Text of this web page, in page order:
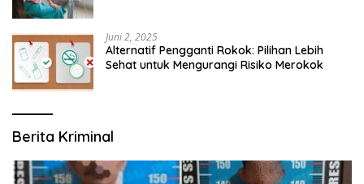
Juni 2, 2025
Alternatif Pengganti Rokok: Pilihan Lebih
Sehat untuk Mengurangi Risiko Merokok
Berita Kriminal